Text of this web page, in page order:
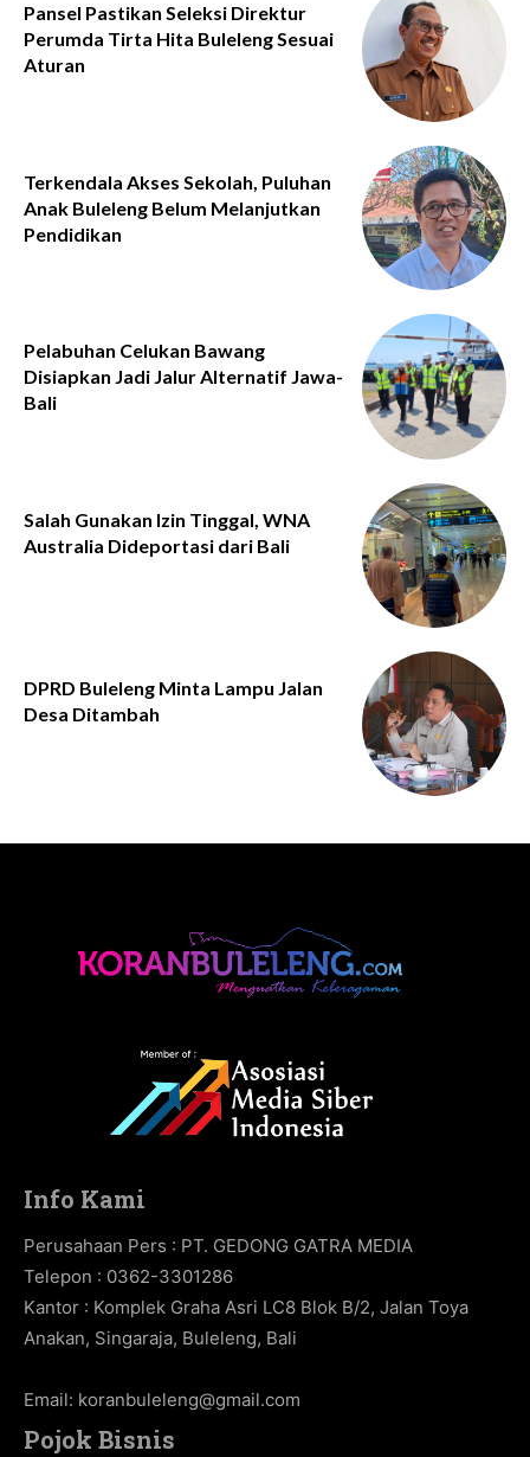
Pansel Pastikan Seleksi Direktur
Perumda Tirta Hita Buleleng Sesuai
Aturan
Terkendala Akses Sekolah, Puluhan
Anak Buleleng Belum Melanjutkan
Pendidikan
Pelabuhan Celukan Bawang
Disiapkan Jadi Jalur Alternatif Jawa-
Bali
Salah Gunakan Izin Tinggal, WNA
Australia Dideportasi dari Bali
DPRD Buleleng Minta Lampu Jalan
Desa Ditambah
Info Kami
Perusahaan Pers : PT. GEDONG GATRA MEDIA
Telepon : 0362-3301286
Kantor : Komplek Graha Asri LC8 Blok B/2, Jalan Toya
Anakan, Singaraja, Buleleng, Bali
Email: koranbuleleng@gmail.com
Pojok Bisnis